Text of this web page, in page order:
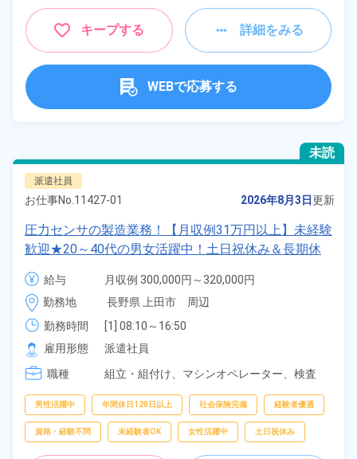
キープする 詳細をみる
WEBで応募する
未読
派遣社員
お仕事No. 11427-01 2026年8月3日更新
圧力センサの製造業務！【月収例31万円以上】未経験
歓迎★20～40代の男女活躍中！土日祝休み＆長期休
暇ありで年間休日123日！日払い制度あり♪社会保険
完備！《長野県上田市》
給与
月収例 300,000円～320,000円
時給 1,550円～1,550円
勤務地
長野県 上田市　周辺
勤務時間
[1] 08:10～16:50
[2] 16:10～00:50
[3] 23:35～08:15
雇用形態
派遣社員
職種
組立・組付け、 マシンオペレーター、 検査
男性活躍中 年間休日120日以上 社会保険完備 経験者優遇
資格・経験不問 未経験者OK 女性活躍中 土日祝休み